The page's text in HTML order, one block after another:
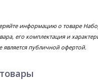
информацию о товаре
его комплектация и
публичной офертой.